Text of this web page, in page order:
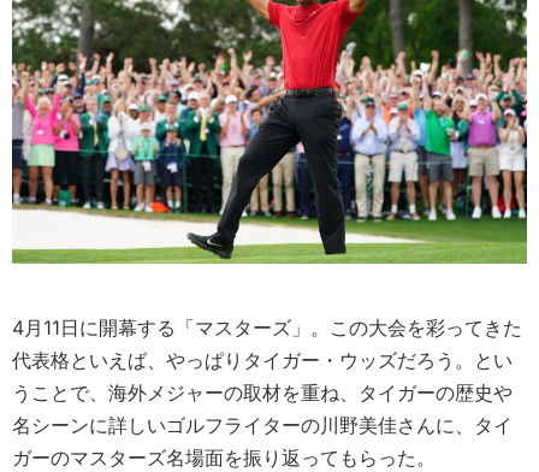
4月11日に開幕する「マスターズ」。この大会を彩ってきた
代表格といえば、やっぱりタイガー・ウッズだろう。とい
うことで、海外メジャーの取材を重ね、タイガーの歴史や
名シーンに詳しいゴルフライターの川野美佳さんに、タイ
ガーのマスターズ名場面を振り返ってもらった。